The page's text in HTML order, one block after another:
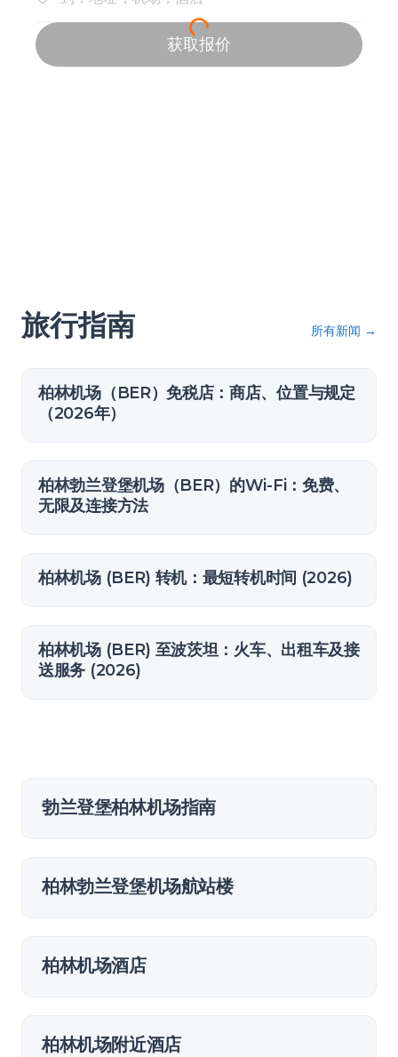
旅行指南 所有新闻 →
柏林机场（BER）免税店：商店、位置与规定
（2026年）
柏林勃兰登堡机场（BER）的Wi-Fi：免费、
无限及连接方法
柏林机场 (BER) 转机：最短转机时间 (2026)
柏林机场 (BER) 至波茨坦：火车、出租车及接
送服务 (2026)
勃兰登堡柏林机场指南
柏林勃兰登堡机场航站楼
柏林机场酒店
柏林机场附近酒店